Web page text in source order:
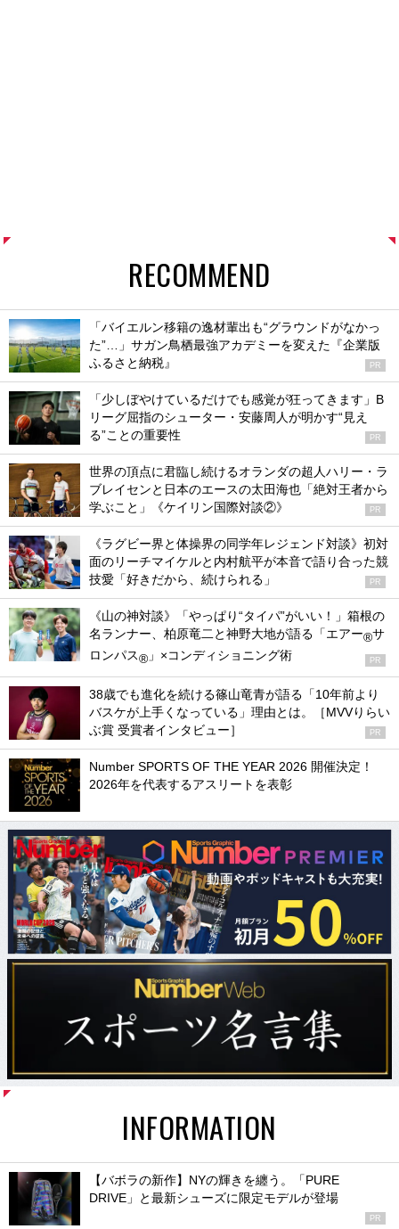
RECOMMEND
「バイエルン移籍の逸材輩出も“グラウンドがなかっ
た”…」サガン鳥栖最強アカデミーを変えた『企業版
ふるさと納税』
PR
「少しぼやけているだけでも感覚が狂ってきます」B
リーグ屈指のシューター・安藤周人が明かす“見え
る”ことの重要性
PR
世界の頂点に君臨し続けるオランダの超人ハリー・ラ
ブレイセンと日本のエースの太田海也「絶対王者から
学ぶこと」《ケイリン国際対談②》
PR
《ラグビー界と体操界の同学年レジェンド対談》初対
面のリーチマイケルと内村航平が本音で語り合った競
技愛「好きだから、続けられる」
PR
《山の神対談》「やっぱり“タイパ”がいい！」箱根の
名ランナー、柏原竜二と神野大地が語る「エアー®サ
ロンパス® 」×コンディショニング術 PR
38歳でも進化を続ける篠山竜青が語る「10年前より
バスケが上手くなっている」理由とは。［MVVりらい
ぶ賞 受賞者インタビュー］
PR
Number SPORTS OF THE YEAR 2026 開催決定！
2026年を代表するアスリートを表彰
INFORMATION
【バボラの新作】NYの輝きを纏う。「PURE
DRIVE」と最新シューズに限定モデルが登場
PR